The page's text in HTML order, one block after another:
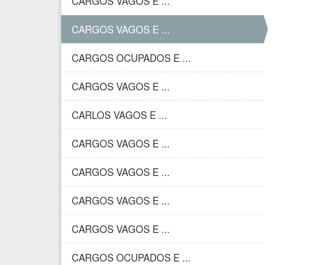
CARGOS VAGOS E ...
CARGOS OCUPADOS E ...
CARGOS VAGOS E ...
CARLOS VAGOS E ...
CARGOS VAGOS E ...
CARGOS VAGOS E ...
CARGOS VAGOS E ...
CARGOS VAGOS E ...
CARGOS OCUPADOS E ...